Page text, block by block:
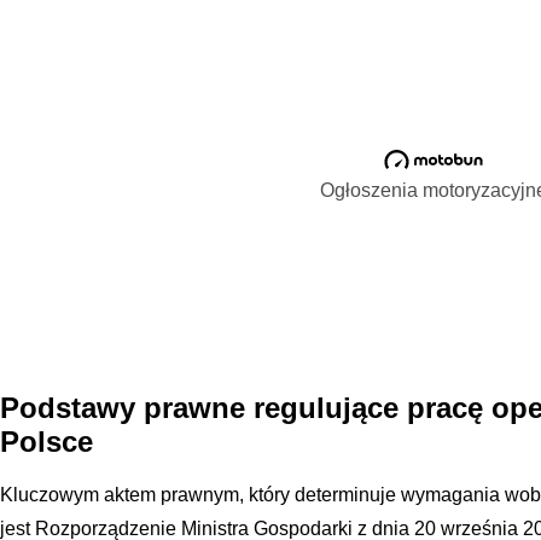
Ogłoszenia
Podstawy prawne regulujące pracę
Polsce
Kluczowym aktem prawnym, który determinuje wymagania
jest Rozporządzenie Ministra Gospodarki z dnia 20 września